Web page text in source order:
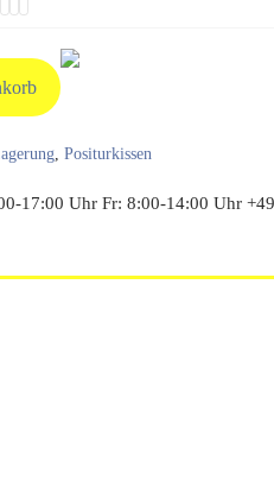
, Positurkissen
17:00 Uhr Fr: 8:00-14:00 Uhr